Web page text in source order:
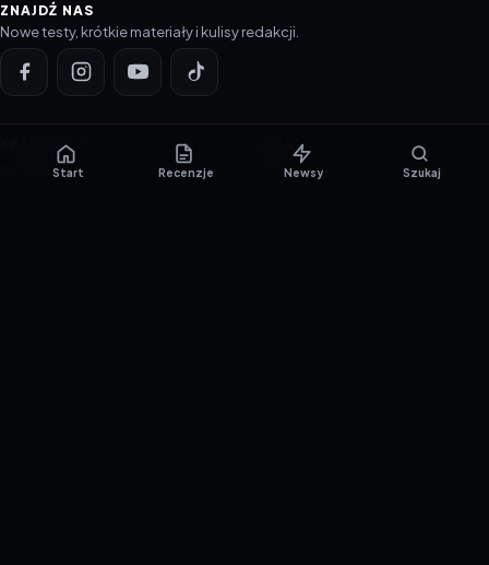
ZNAJDŹ NAS
Nowe testy, krótkie materiały i kulisy redakcji.
KATEGORIE
NOWINKI
PORTAL
Informacje o ciasteczkach
Start Recenzje Newsy Szukaj